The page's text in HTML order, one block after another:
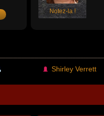
Notez-la !
Shirley Verrett